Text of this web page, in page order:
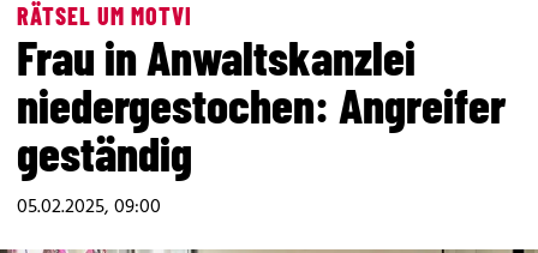
RÄTSEL UM MOTVI
Frau in Anwaltskanzlei
niedergestochen: Angreifer
geständig
05.02.2025, 09:00